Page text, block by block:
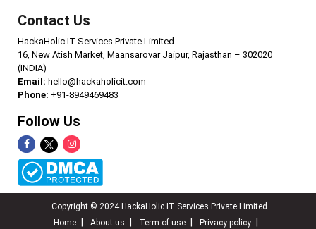
Contact Us
HackaHolic IT Services Private Limited
16, New Atish Market, Maansarovar Jaipur, Rajasthan – 302020
(INDIA)
Email: hello@hackaholicit.com
Phone: +91-8949469483
Follow Us
Copyright © 2024 HackaHolic IT Services Private Limited
Home
About us Term of use Privacy policy